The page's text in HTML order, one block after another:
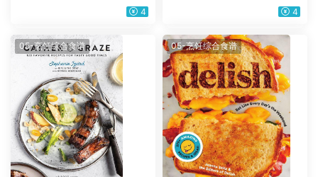
4
Simple-Made-Special Reci
4
05-烹饪综合食谱 05-烹饪综合食谱